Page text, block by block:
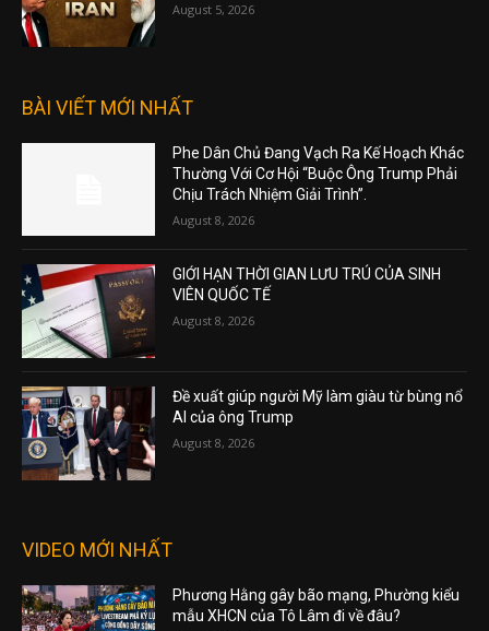
August 5, 2026
BÀI VIẾT MỚI NHẤT
Phe Dân Chủ Đang Vạch Ra Kế Hoạch Khác
Thường Với Cơ Hội “Buộc Ông Trump Phải
Chịu Trách Nhiệm Giải Trình”.
August 8, 2026
GIỚI HẠN THỜI GIAN LƯU TRÚ CỦA SINH
VIÊN QUỐC TẾ
August 8, 2026
Đề xuất giúp người Mỹ làm giàu từ bùng nổ
AI của ông Trump
August 8, 2026
VIDEO MỚI NHẤT
Phương Hằng gây bão mạng, Phường kiểu
mẫu XHCN của Tô Lâm đi về đâu?